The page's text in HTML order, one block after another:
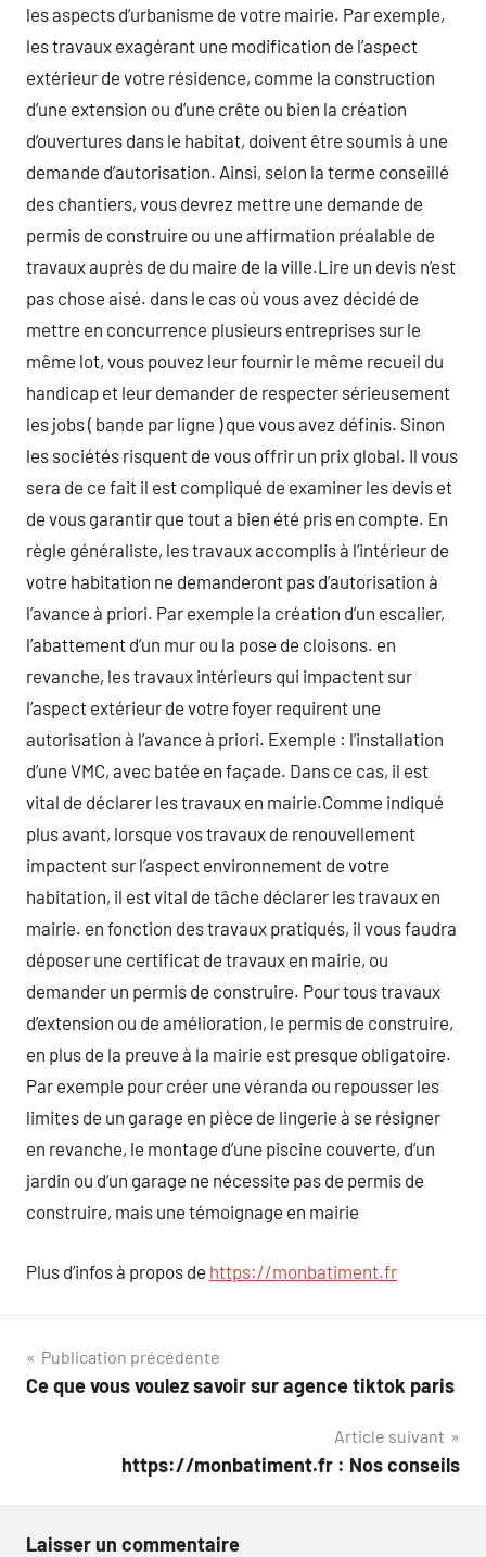
les aspects d’urbanisme de votre mairie. Par exemple,
les travaux exagérant une modification de l’aspect
extérieur de votre résidence, comme la construction
d’une extension ou d’une crête ou bien la création
d’ouvertures dans le habitat, doivent être soumis à une
demande d’autorisation. Ainsi, selon la terme conseillé
des chantiers, vous devrez mettre une demande de
permis de construire ou une affirmation préalable de
travaux auprès de du maire de la ville.Lire un devis n’est
pas chose aisé. dans le cas où vous avez décidé de
mettre en concurrence plusieurs entreprises sur le
même lot, vous pouvez leur fournir le même recueil du
handicap et leur demander de respecter sérieusement
les jobs ( bande par ligne ) que vous avez définis. Sinon
les sociétés risquent de vous offrir un prix global. Il vous
sera de ce fait il est compliqué de examiner les devis et
de vous garantir que tout a bien été pris en compte. En
règle généraliste, les travaux accomplis à l’intérieur de
votre habitation ne demanderont pas d’autorisation à
l’avance à priori. Par exemple la création d’un escalier,
l’abattement d’un mur ou la pose de cloisons. en
revanche, les travaux intérieurs qui impactent sur
l’aspect extérieur de votre foyer requirent une
autorisation à l’avance à priori. Exemple : l’installation
d’une VMC, avec batée en façade. Dans ce cas, il est
vital de déclarer les travaux en mairie.Comme indiqué
plus avant, lorsque vos travaux de renouvellement
impactent sur l’aspect environnement de votre
habitation, il est vital de tâche déclarer les travaux en
mairie. en fonction des travaux pratiqués, il vous faudra
déposer une certificat de travaux en mairie, ou
demander un permis de construire. Pour tous travaux
d’extension ou de amélioration, le permis de construire,
en plus de la preuve à la mairie est presque obligatoire.
Par exemple pour créer une véranda ou repousser les
limites de un garage en pièce de lingerie à se résigner
en revanche, le montage d’une piscine couverte, d’un
jardin ou d’un garage ne nécessite pas de permis de
construire, mais une témoignage en mairie
Plus d’infos à propos de https://monbatiment.fr
Navigation
de
Publication précédente
Ce que vous voulez savoir sur agence tiktok paris
Article suivant
https://monbatiment.fr : Nos conseils
Laisser un commentaire